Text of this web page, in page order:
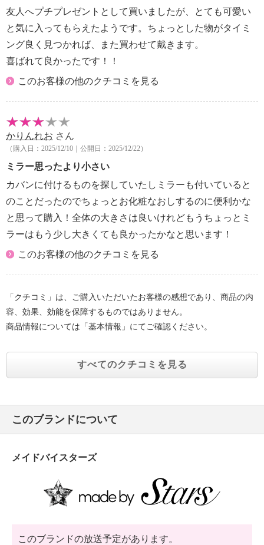
友人へプチプレゼントとして買いましたが、とても可愛い
と気に入ってもらえたようです。ちょっとした物がタイミ
ング良く見つかれば、また買わせて戴きます。
喜ばれて良かったです！！
このお客様の他のクチコミを見る
かりんれお さん
（購入日：2025/12/10｜公開日：2025/12/22）
ミラー思ったより小さい
カバンに付けるものを探していたしミラーも付いていると
のことだったのでちょっとお化粧なおしするのに便利かな
と思って購入！全体の大きさは良いけれどもうちょっとミ
ラーはもう少し大きくても良かったかなと思います！
このお客様の他のクチコミを見る
「クチコミ」は、ご購入いただいたお客様の感想であり、商品の内
容、効果、効能を保障するものではありません。
商品情報については「基本情報」にてご確認ください。
すべてのクチコミを見る
このブランドについて
メイドバイスターズ
このブランドの放送予定があります。